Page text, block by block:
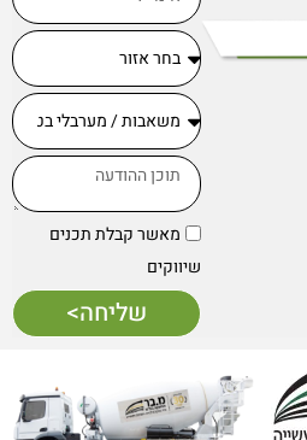
מאשר קבלת תכנים
שיווקים
שליחה>